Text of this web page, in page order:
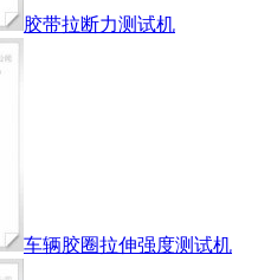
胶带拉断力测试机
车辆胶圈拉伸强度测试机